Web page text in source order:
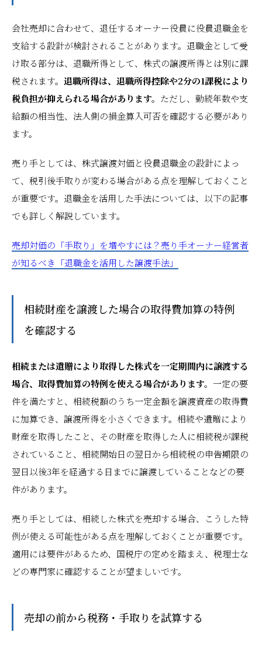
会社売却に合わせて、退任するオーナー役員に役員退職金を
支給する設計が検討されることがあります。退職金として受
け取る部分は、退職所得として、株式の譲渡所得とは別に課
税されます。 退職所得は、退職所得控除や2分の1課税により
税負担が抑えられる場合があります。 ただし、勤続年数や支
給額の相当性、法人側の損金算入可否を確認する必要があり
ます。
売り手としては、株式譲渡対価と役員退職金の設計によっ
て、税引後手取りが変わる場合がある点を理解しておくこと
が重要です。退職金を活用した手法については、以下の記事
でも詳しく解説しています。
売却対価の「手取り」を増やすには？売り手オーナー経営者
が知るべき「退職金を活用した譲渡手法」
相続財産を譲渡した場合の取得費加算の特例
を確認する
相続または遺贈により取得した株式を一定期間内に譲渡する
場合、取得費加算の特例を使える場合があります。 一定の要
件を満たすと、相続税額のうち一定金額を譲渡資産の取得費
に加算でき、譲渡所得を小さくできます。相続や遺贈により
財産を取得したこと、その財産を取得した人に相続税が課税
されていること、相続開始日の翌日から相続税の申告期限の
翌日以後3年を経過する日までに譲渡していることなどの要
件があります。
売り手としては、相続した株式を売却する場合、こうした特
例が使える可能性がある点を理解しておくことが重要です。
適用には要件があるため、国税庁の定めを踏まえ、税理士な
どの専門家に確認することが望ましいです。
売却の前から税務・手取りを試算する